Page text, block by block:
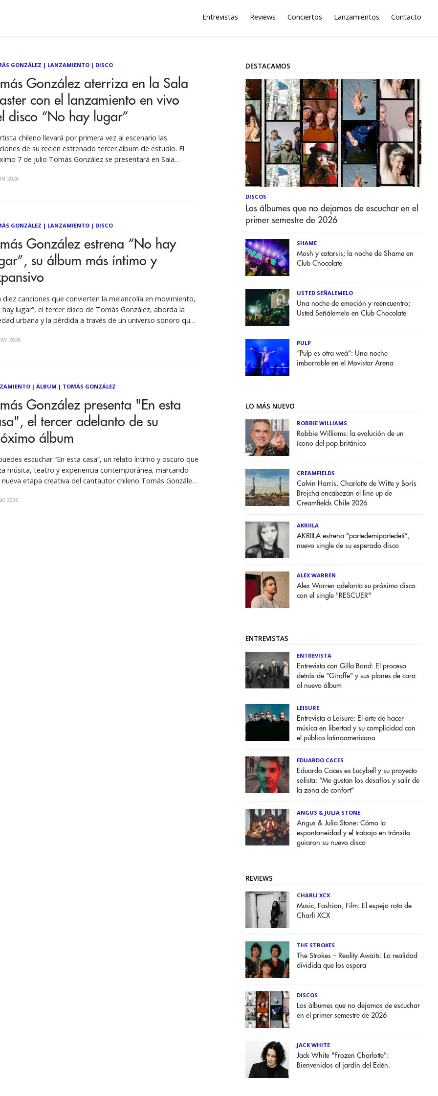
Entrevistas Reviews Conciertos Lanzamientos Contacto
GONZÁLEZ | LANZAMIENTO| DISCO
González aterriza en la Sala
con el lanzamiento en vivo
disco “No hay lugar”
chileno llevará por primera vez al escenario las
de su recién estrenado tercer álbum de estudio. El
7 de julio Tomás González se presentará en Sala
a parte de los músicos que participaron en la
2026
GONZÁLEZ | LANZAMIENTO| DISCO
González estrena “No hay
su álbum más íntimo y
diez canciones que convierten la melancolía en movimiento,
hay lugar”, el tercer disco de Tomás González, aborda la
urbana y la pérdida a través de un universo sonoro que
álbum ya está disponible en todas las plataformas
2026
| ÁLBUM | TOMÁS GONZÁLEZ
González presenta "En esta
el tercer adelanto de su
álbum
escuchar “En esta casa”, un relato íntimo y oscuro que
música, teatro y experiencia contemporánea, marcando
nueva etapa creativa del cantautor chileno Tomás González,
Suecia, donde estuvo dos meses componiendo la
2026
DESTACAMOS
DISCOS
Los álbumes que no dejamos de escuchar en el
primer semestre de 2026
SHAME
Mosh y catarsis; la noche de Shame en
Club Chocolate
USTED SEÑALEMELO
Una noche de emoción y reencuentro;
Usted Señálemelo en Club Chocolate
PULP
“Pulp es otra weá”: Una noche
imborrable en el Movistar Arena
LO MÁS NUEVO
ROBBIE WILLIAMS
Robbie Williams: la evolución de un
ícono del pop británico
CREAMFIELDS
Calvin Harris, Charlotte de Witte y Boris
Brejcha encabezan el line up de
Creamfields Chile 2026
AKRIILA
AKRIILA estrena “partedemipartedeti”,
nuevo single de su esperado disco
ALEX WARREN
Alex Warren adelanta su próximo disco
con el single "RESCUER"
ENTREVISTAS
ENTREVISTA
Entrevista con Gilla Band: El proceso
detrás de "Giraffe" y sus planes de cara
al nuevo álbum
LEISURE
Entrevista a Leisure: El arte de hacer
música en libertad y su complicidad con
el público latinoamericano
EDUARDO CACES
Eduardo Caces ex Lucybell y su proyecto
solista: “Me gustan los desafíos y salir de
la zona de confort”
ANGUS & JULIA STONE
Angus & Julia Stone: Cómo la
espontaneidad y el trabajo en tránsito
guiaron su nuevo disco
REVIEWS
CHARLI XCX
Music, Fashion, Film: El espejo roto de
Charli XCX
THE STROKES
The Strokes – Reality Awaits: La realidad
dividida que los espera
DISCOS
Los álbumes que no dejamos de escuchar
en el primer semestre de 2026
JACK WHITE
Jack White "Frozen Charlotte":
Bienvenidos al jardín del Edén.